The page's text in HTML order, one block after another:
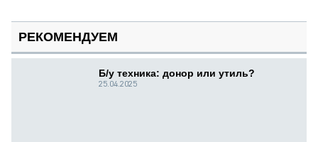
РЕКОМЕНДУЕМ
Б/у техника: донор или утиль?
25.04.2025